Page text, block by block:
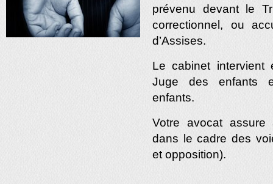
prévenu devant le
correctionnel, ou
d’Assises.
Le cabinet intervient
Juge des enfants
enfants.
Votre avocat assure
dans le cadre des
et opposition).